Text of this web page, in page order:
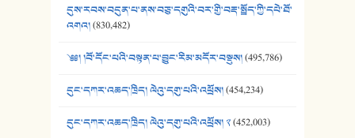
དུས་རབས་བདུན་པ་ནས་བཅུ་དགུའི་བར་གྱི་བརྡ་སྤྲོད་ཀྱི་དཔེ་ཐོ་
འགའ།(830,482)
༄༅། །བོ་དོང་པའི་བསྟན་པ་བྱུང་རིམ་མདོར་བསྡུས།(495,786)
དུང་དཀར་འཆད་ཁྲིད། ལེའུ་དགུ་པའི་འཕྲོས།(454,234)
དུང་དཀར་འཆད་ཁྲིད། ལེའུ་དགུ་པའི་འཕྲོས། ༢(452,003)